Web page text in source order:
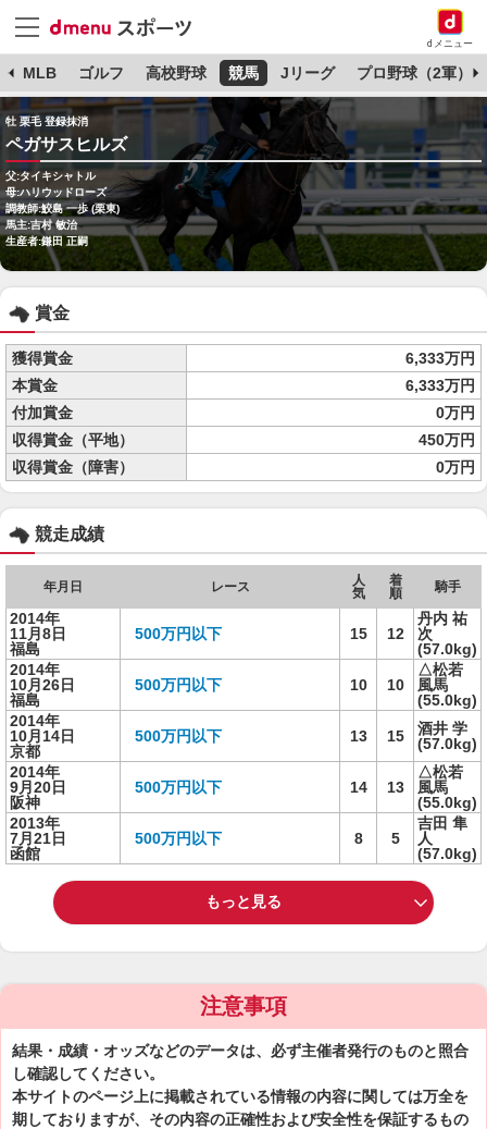
dメニュー
MLB ゴルフ 高校野球 競馬 Jリーグ プロ野球（2軍）
牡 栗毛 登録抹消
ペガサスヒルズ
父:タイキシャトル
母:ハリウッドローズ
調教師:鮫島 一歩 (栗東)
馬主:吉村 敏治
生産者:鎌田 正嗣
賞金
獲得賞金
6,333万円
本賞金
6,333万円
付加賞金
0万円
収得賞金（平地）
450万円
収得賞金（障害）
0万円
競走成績
年月日 レース
人
気
着
順
騎手
2014年
11月8日
福島
500万円以下 15 12
丹内 祐
次
(57.0kg)
2014年
10月26日
福島
500万円以下 10 10
△松若
風馬
(55.0kg)
2014年
10月14日
京都
500万円以下 13 15
酒井 学
(57.0kg)
2014年
9月20日
阪神
500万円以下 14 13
△松若
風馬
(55.0kg)
2013年
7月21日
函館
500万円以下 8 5
吉田 隼
人
(57.0kg)
もっと見る
注意事項
結果・成績・オッズなどのデータは、必ず主催者発行のものと照合
し確認してください。
本サイトのページ上に掲載されている情報の内容に関しては万全を
期しておりますが、その内容の正確性および安全性を保証するもの